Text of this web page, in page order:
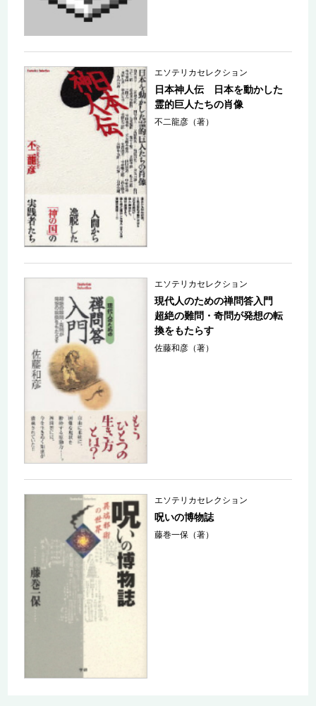
エソテリカセレクション
日本神人伝 日本を動かした
霊的巨人たちの肖像
不二龍彦（著）
エソテリカセレクション
現代人のための禅問答入門
超絶の難問・奇問が発想の転
換をもたらす
佐藤和彦（著）
エソテリカセレクション
呪いの博物誌
藤巻一保（著）